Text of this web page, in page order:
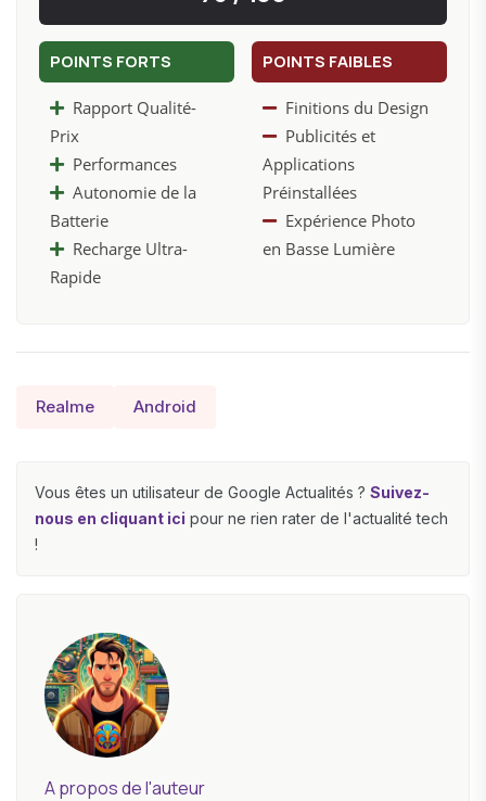
POINTS FORTS
Rapport Qualité-
Prix
Performances
Autonomie de la
Batterie
Recharge Ultra-
Rapide
POINTS FAIBLES
Finitions du Design
Publicités et
Applications
Préinstallées
Expérience Photo
en Basse Lumière
Realme Android
Vous êtes un utilisateur de Google Actualités ? Suivez-
nous en cliquant ici pour ne rien rater de l'actualité tech
!
A propos de l'auteur